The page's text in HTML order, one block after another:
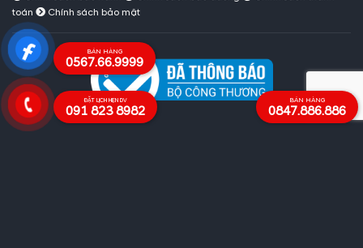
toán
Chính sách bảo mật
BÁN HÀNG
0567.66.9999
ĐẶT LỊCH HẸN DV
091 823 8982
BÁN HÀNG
0847.886.886